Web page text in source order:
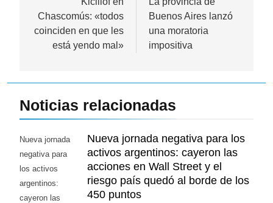
entradas
Chascomús: «todos
coinciden en que les
está yendo mal»
Buenos Aires lanzó
una moratoria
impositiva
Noticias relacionadas
Nueva jornada
negativa para
los activos
argentinos:
cayeron las
Nueva jornada negativa para los
activos argentinos: cayeron las
acciones en Wall Street y el
riesgo país quedó al borde de los
450 puntos